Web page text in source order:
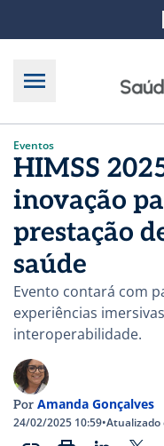
Eventos
HIMSS
inovação
prestação
saúde
Evento contará com
experiências
interoperabilidade.
Por Amanda Gonçalves
24/02/2025 10:59•Atualizado